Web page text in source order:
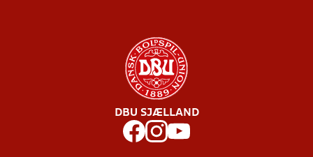
DBU SJÆLLAND